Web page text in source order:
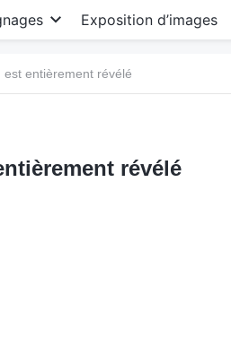
Exposition d’images
entièrement révélé
révélé